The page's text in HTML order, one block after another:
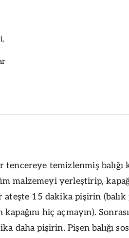
tencereye temizlenmiş balığı
malzemeyi yerleştirip,
ateşte 15 dakika pişirin (balık
hiç açmayın).
daha pişirin. Pişen balığı